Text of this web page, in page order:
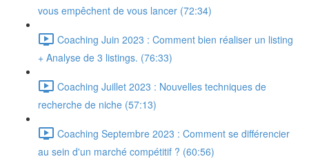
vous empêchent de vous lancer (72:34)
Coaching Juin 2023 : Comment bien réaliser un listing
+ Analyse de 3 listings. (76:33)
Coaching Juillet 2023 : Nouvelles techniques de
recherche de niche (57:13)
Coaching Septembre 2023 : Comment se différencier
au sein d'un marché compétitif ? (60:56)